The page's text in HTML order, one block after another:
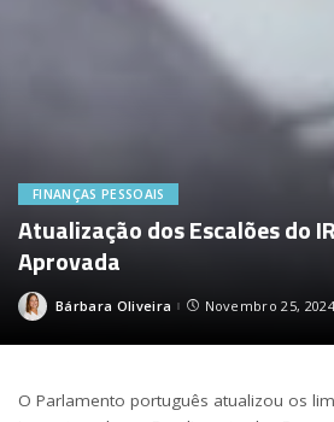
FINANÇAS PESSOAIS
Atualização dos Escalões do
Aprovada
Posted
Bárbara Oliveira Novembro 25, 2024
O Parlamento português atualizou os